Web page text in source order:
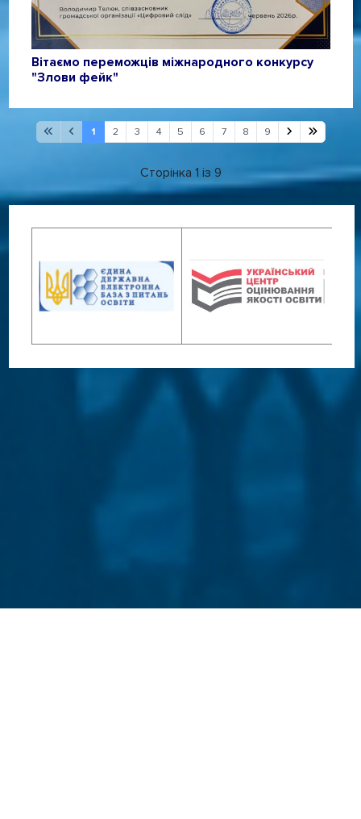
Вітаємо переможців міжнародного конкурсу
"Злови фейк"
1 2 3 4 5 6 7 8 9
Сторінка 1 із 9